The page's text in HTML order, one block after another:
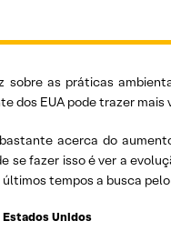
as práticas
dos EUA pode trazer mais
acerca do
se fazer isso é ver a
tempos a busca
Unidos